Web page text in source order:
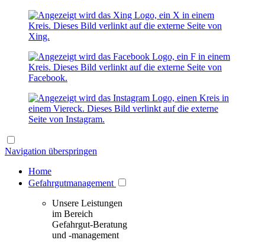
Navigation überspringen
Home
Gefahrgutmanagement
Unsere Leistungen
im Bereich
Gefahrgut-Beratung
und -management